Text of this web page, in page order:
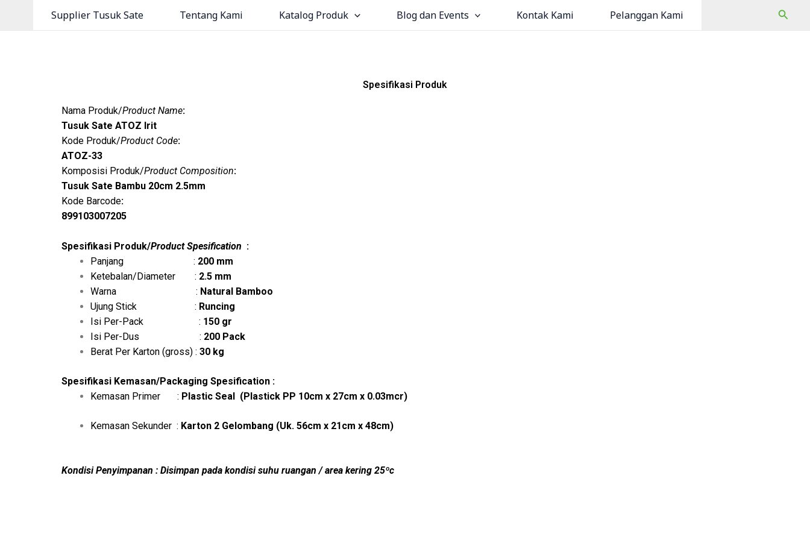
Supplier Tusuk Sate Tentang Kami Katalog Produk Blog dan Events Kontak Kami Pelanggan Kami Cari
Spesifikasi Produk
Nama Produk/Product Name:
Tusuk Sate ATOZ Irit
Kode Produk/Product Code:
ATOZ-33
Komposisi Produk/Product Composition:
Tusuk Sate Bambu 20cm 2.5mm
Kode Barcode:
899103007205
Spesifikasi Produk/Product Spesification :
Panjang : 200 mm
Ketebalan/Diameter : 2.5 mm
Warna : Natural Bamboo
Ujung Stick : Runcing
Isi Per-Pack : 150 gr
Isi Per-Dus : 200 Pack
Berat Per Karton (gross) : 30 kg
Spesifikasi Kemasan/Packaging Spesification :
Kemasan Primer : Plastic Seal (Plastick PP 10cm x 27cm x 0.03mcr)
Kemasan Sekunder : Karton 2 Gelombang (Uk. 56cm x 21cm x 48cm)
Kondisi Penyimpanan : Disimpan pada kondisi suhu ruangan / area kering 25ºc